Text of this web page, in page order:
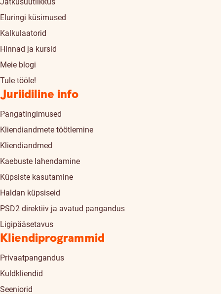
Eluringi küsimused
Kalkulaatorid
Hinnad ja kursid
Meie blogi
Tule tööle!
Juriidiline info
Pangatingimused
Kliendiandmete töötlemine
Kliendiandmed
Kaebuste lahendamine
Küpsiste kasutamine
Haldan küpsiseid
PSD2 direktiiv ja avatud pangandus
Ligipääsetavus
Kliendiprogrammid
Privaatpangandus
Kuldkliendid
Seeniorid